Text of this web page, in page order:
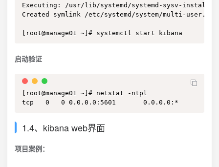
Executing: /usr/lib/systemd/systemd-sysv-install
Created symlink /etc/systemd/system/multi-
[root@manage01 ~]# systemctl start kibana
启动验证
[root@manage01 ~]# netstat -ntpl
tcp   0   0 0.0.0.0:5601       0.0.0.0:*
1.4、kibana web界面
项目案例：